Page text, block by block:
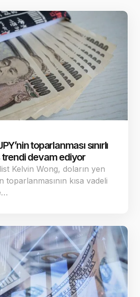
toparlanması sınırlı
trendi devam ediyor
Kelvin Wong, doların yen
toparlanmasının kısa vadeli